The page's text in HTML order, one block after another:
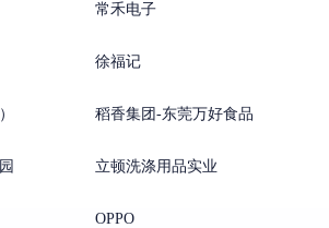
常禾电子
徐福记
稻香集团-东莞万好食品
立顿洗涤用品实业
OPPO